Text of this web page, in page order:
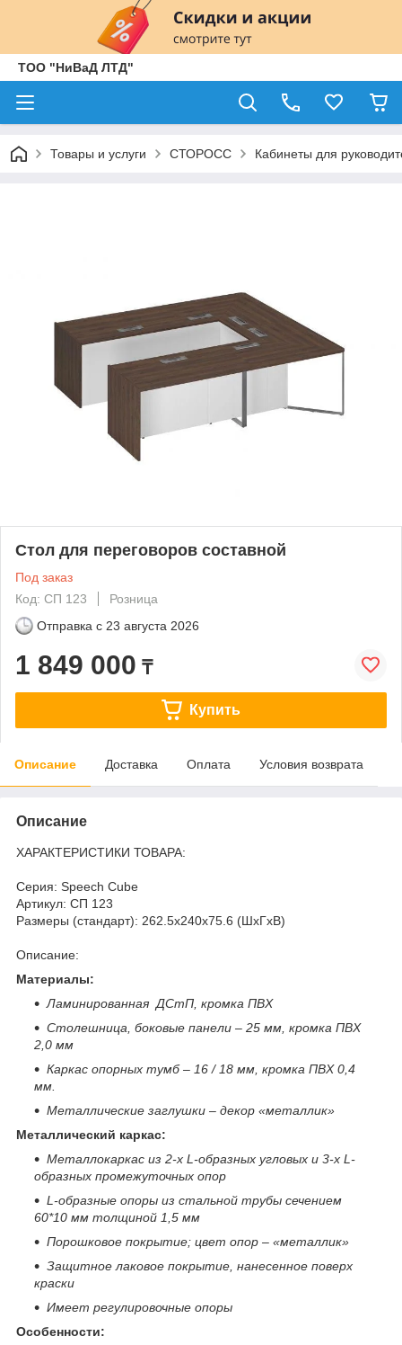
ТОО "НиВаД ЛТД"
Товары и услуги СТОРОСС Кабинеты для
Стол для переговоров составной
Под заказ
Код: СП 123
Розница
Отправка с 23 августа 2026
1 849 000 ₸
Купить
Описание Доставка Оплата Условия возврата
Описание
ХАРАКТЕРИСТИКИ ТОВАРА:
Серия: Speech Cube
Артикул: СП 123
Размеры (стандарт): 262.5x240x75.6 (ШхГхВ)
Описание:
Материалы:
Ламинированная ДСтП, кромка ПВХ
Столешница, боковые панели – 25 мм, кромка ПВХ
2,0 мм
Каркас опорных тумб – 16 / 18 мм, кромка ПВХ 0,4
мм.
Металлические заглушки – декор «металлик»
Металлический каркас:
Металлокаркас из 2-х L-образных угловых и 3-х L-
образных промежуточных опор
L-образные опоры из стальной трубы сечением
60*10 мм толщиной 1,5 мм
Порошковое покрытие; цвет опор – «металлик»
Защитное лаковое покрытие, нанесенное поверх
краски
Имеет регулировочные опоры
Особенности: